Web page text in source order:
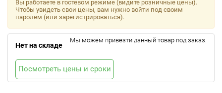
Вы работаете в гостевом режиме (видите розничные цены).
Чтобы увидеть свои цены, вам нужно войти под своим
паролем (или зарегистрироваться).
Нет на складе
Мы можем привезти данный товар под заказ.
Посмотреть цены и сроки